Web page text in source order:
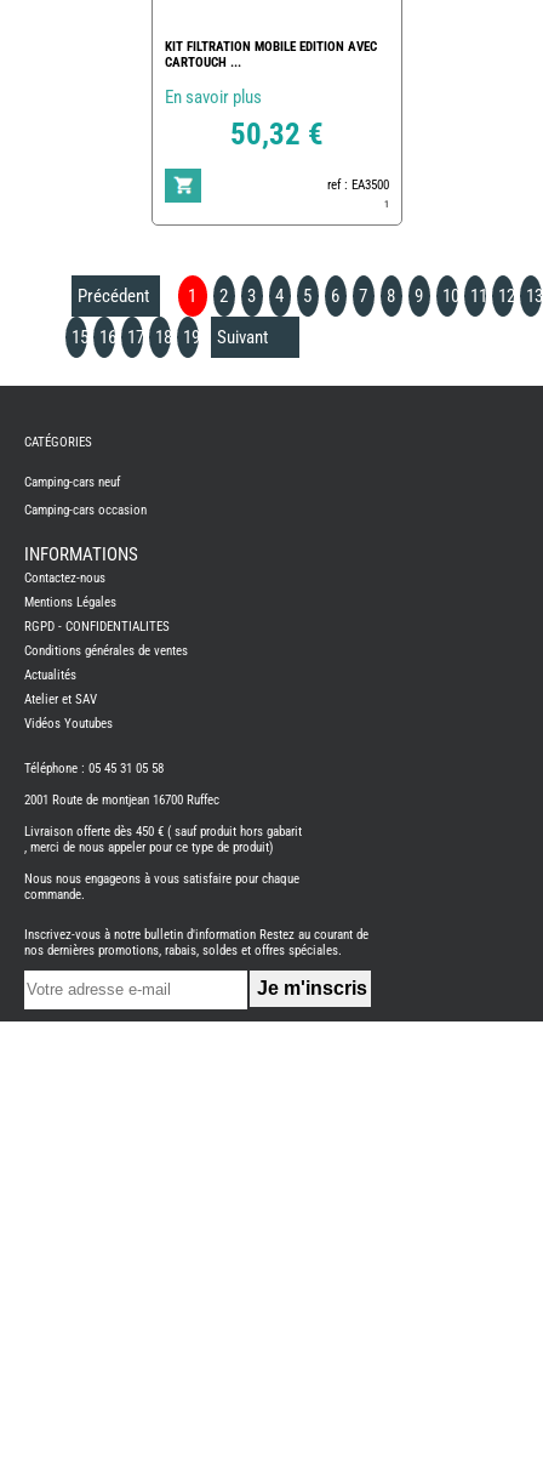
KIT FILTRATION MOBILE EDITION AVEC
CARTOUCH ...
En savoir plus
50,32 €
ref : EA3500
1
Précédent 1 2 3 4 5 6 7 8 9 10 11 12
13
15
16 17 18 19 Suivant
CAMPING-
NEUFS
CAMPING-
CAMPING-
BENIMAR
CAMPING-
CARADO
CAMPING-
ITINEO
CAMPING-
OCCASION
CARADO
NEUFS
FOURGON
BENIMAR
FOURGON
CATÉGORIES
Camping-cars neuf
Camping-cars occasion
INFORMATIONS
Contactez-nous
Mentions Légales
RGPD - CONFIDENTIALITES
Conditions générales de ventes
Actualités
Atelier et SAV
Vidéos Youtubes
Téléphone : 05 45 31 05 58
2001 Route de montjean 16700 Ruffec
Livraison offerte dès 450 € ( sauf produit hors gabarit
, merci de nous appeler pour ce type de produit)
Nous nous engageons à vous satisfaire pour chaque
commande.
Inscrivez-vous à notre bulletin d'information Restez au courant de
nos dernières promotions, rabais, soldes et offres spéciales.